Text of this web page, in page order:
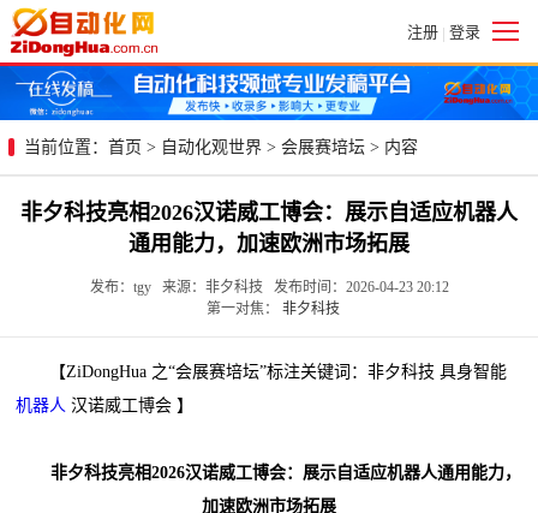
注册 | 登录
当前位置： 首页 > 自动化观世界 > 会展赛培坛 > 内容
非夕科技亮相2026汉诺威工博会：展示自适应机器人
通用能力，加速欧洲市场拓展
发布：tgy 来源：非夕科技 发布时间：2026-04-23 20:12
第一对焦： 非夕科技
【ZiDongHua 之“会展赛培坛”标注关键词：非夕科技 具身智能
机器人 汉诺威工博会 】
非夕科技亮相2026汉诺威工博会：展示自适应机器人通用能力，
加速欧洲市场拓展